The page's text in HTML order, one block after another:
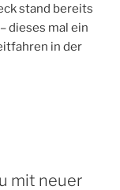
stand bereits
dieses mal ein
in der
mit neuer